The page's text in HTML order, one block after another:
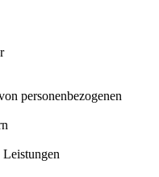
personenbezogenen